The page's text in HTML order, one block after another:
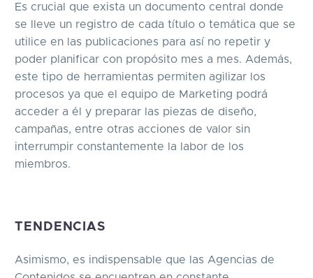
Es crucial que exista un documento central donde
se lleve un registro de cada título o temática que se
utilice en las publicaciones para así no repetir y
poder planificar con propósito mes a mes. Además,
este tipo de herramientas permiten agilizar los
procesos ya que el equipo de Marketing podrá
acceder a él y preparar las piezas de diseño,
campañas, entre otras acciones de valor sin
interrumpir constantemente la labor de los
miembros.
TENDENCIAS
Asimismo, es indispensable que las Agencias de